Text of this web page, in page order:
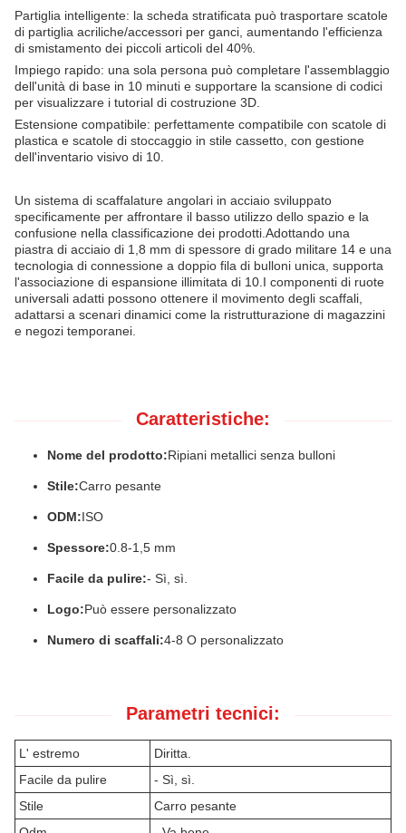
Partiglia intelligente: la scheda stratificata può trasportare scatole
di partiglia acriliche/accessori per ganci, aumentando l'efficienza
di smistamento dei piccoli articoli del 40%.
Impiego rapido: una sola persona può completare l'assemblaggio
dell'unità di base in 10 minuti e supportare la scansione di codici
per visualizzare i tutorial di costruzione 3D.
Estensione compatibile: perfettamente compatibile con scatole di
plastica e scatole di stoccaggio in stile cassetto, con gestione
dell'inventario visivo di 10.
Un sistema di scaffalature angolari in acciaio sviluppato
specificamente per affrontare il basso utilizzo dello spazio e la
confusione nella classificazione dei prodotti. Adottando una
piastra di acciaio di 1,8 mm di spessore di grado militare 14 e una
tecnologia di connessione a doppio fila di bulloni unica, supporta
l'associazione di espansione illimitata di 10. I componenti di ruote
universali adatti possono ottenere il movimento degli scaffali,
adattarsi a scenari dinamici come la ristrutturazione di magazzini
e negozi temporanei.
Caratteristiche:
Nome del prodotto:Ripiani metallici senza bulloni
Stile:Carro pesante
ODM:ISO
Spessore:0.8-1,5 mm
Facile da pulire:- Sì, sì.
Logo:Può essere personalizzato
Numero di scaffali:4-8 O personalizzato
Parametri tecnici:
L' estremo
Diritta.
Facile da pulire
- Sì, sì.
Stile
Carro pesante